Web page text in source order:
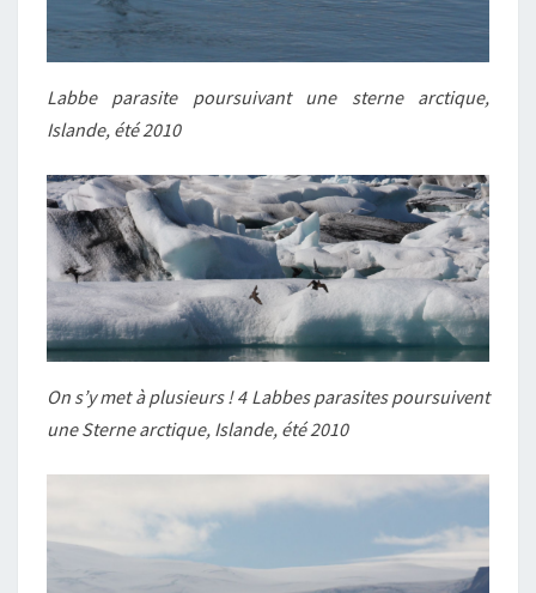
Labbe parasite poursuivant une sterne arctique,
Islande, été 2010
On s’y met à plusieurs ! 4 Labbes parasites poursuivent
une Sterne arctique, Islande, été 2010